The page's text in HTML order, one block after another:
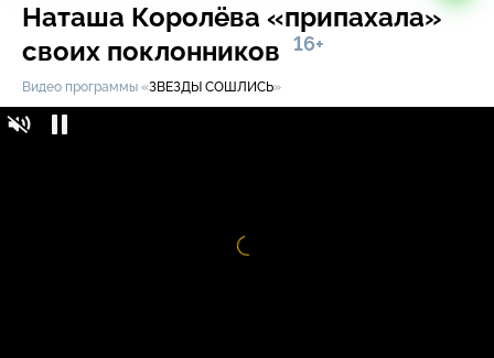
Наташа Королёва «припахала»
своих поклонников
16+
Видео программы «ЗВЕЗДЫ СОШЛИСЬ»
Видео
проигрыватель